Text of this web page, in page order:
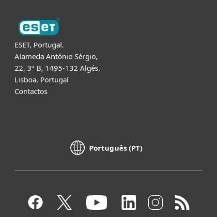
ESET, Portugal.
Alameda António Sérgio,
22, 3º B, 1495-132 Algés,
Lisboa, Portugal
Contactos
Português (PT)